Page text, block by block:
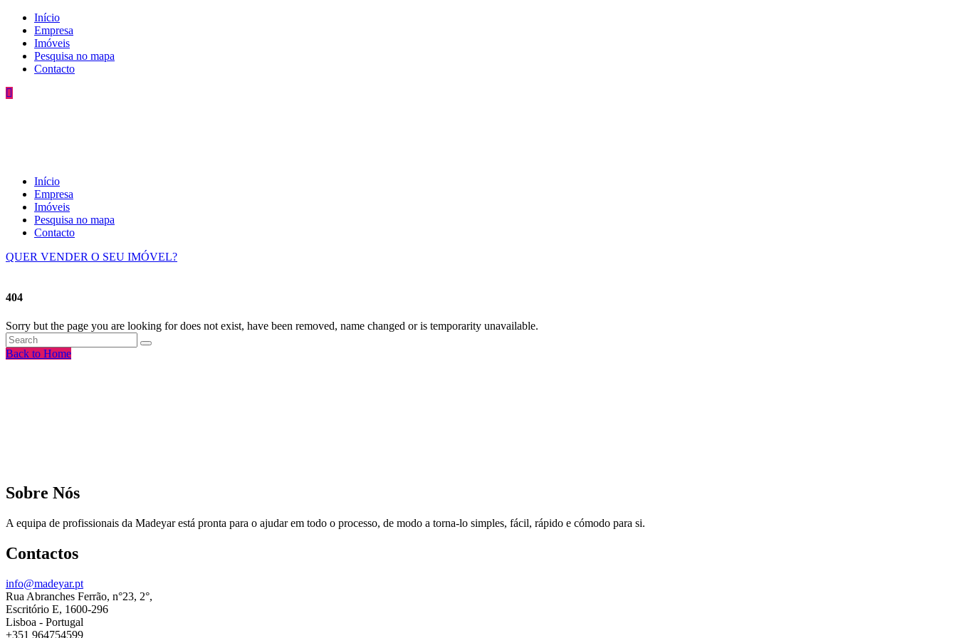
Início
Empresa
Imóveis
Pesquisa no mapa
Contacto
Início
Empresa
Imóveis
Pesquisa no mapa
Contacto
QUER VENDER O SEU IMÓVEL?
404
Sorry but the page you are looking for does not exist, have been removed, name changed or is temporarity unavailable.
Back to Home
Sobre Nós
A equipa de profissionais da Madeyar está pronta para o ajudar em todo o processo, de modo a torna-lo simples, fácil, rápido e cómodo para si.
Contactos
info@madeyar.pt
Rua Abranches Ferrão, n°23, 2°,
Escritório E, 1600-296
Lisboa - Portugal
+351 964754599